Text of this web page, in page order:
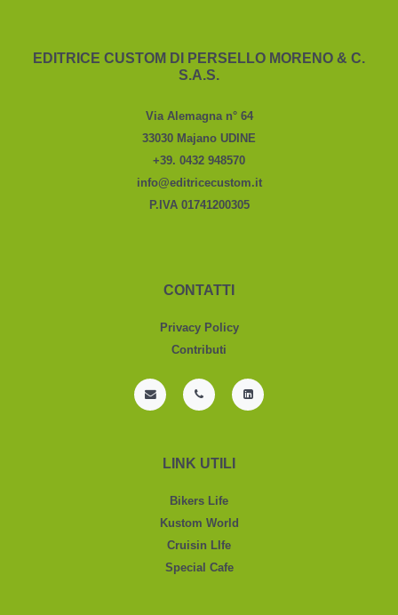
EDITRICE CUSTOM DI PERSELLO MORENO & C.
S.A.S.
Via Alemagna n° 64
33030 Majano UDINE
+39. 0432 948570
info@editricecustom.it
P.IVA 01741200305
CONTATTI
Privacy Policy
Contributi
LINK UTILI
Bikers Life
Kustom World
Cruisin LIfe
Special Cafe